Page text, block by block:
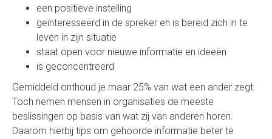
een positieve instelling
geïnteresseerd in de spreker en is bereid zich in te
leven in zijn situatie
staat open voor nieuwe informatie en ideeën
is geconcentreerd
Gemiddeld onthoud je maar 25% van wat een ander zegt.
Toch nemen mensen in organisaties de meeste
beslissingen op basis van wat zij van anderen horen.
Daarom hierbij tips om gehoorde informatie beter te